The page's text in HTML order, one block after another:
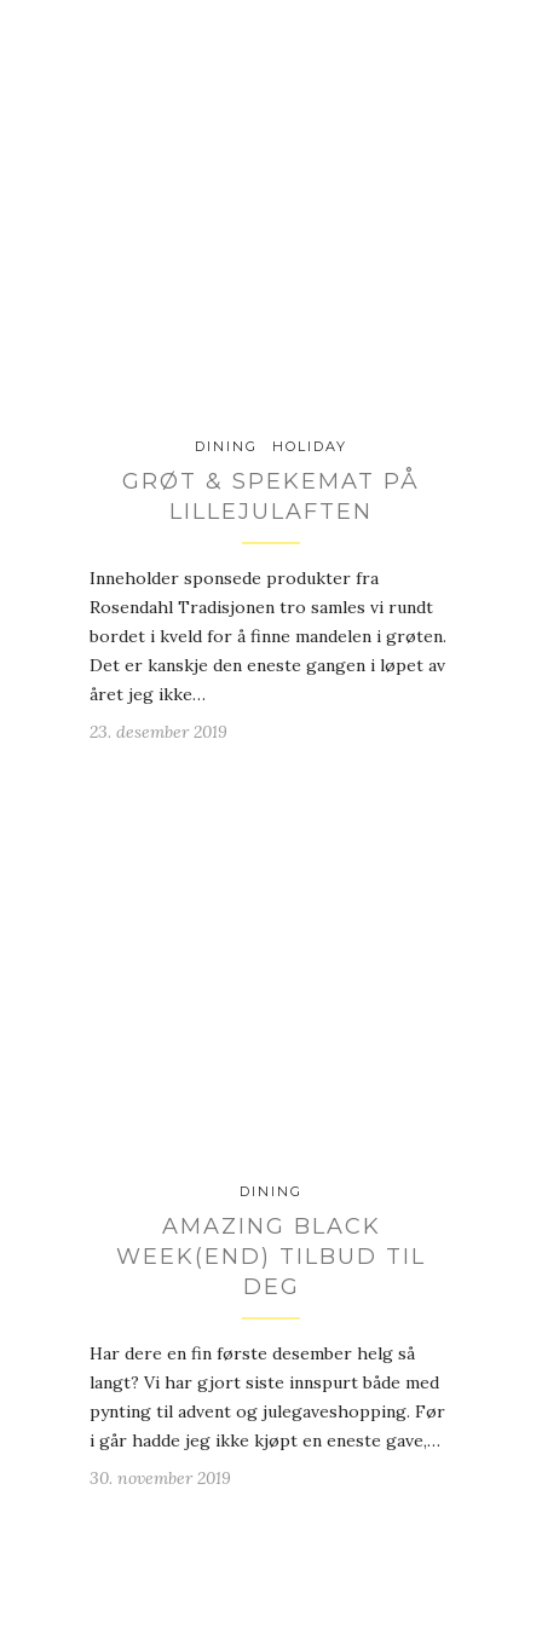
DINING HOLIDAY
GRØT & SPEKEMAT PÅ
LILLEJULAFTEN
Inneholder sponsede produkter fra
Rosendahl Tradisjonen tro samles vi rundt
bordet i kveld for å finne mandelen i grøten.
Det er kanskje den eneste gangen i løpet av
året jeg ikke…
23. desember 2019
DINING
AMAZING BLACK
WEEK(END) TILBUD TIL
DEG
Har dere en fin første desember helg så
langt? Vi har gjort siste innspurt både med
pynting til advent og julegaveshopping. Før
i går hadde jeg ikke kjøpt en eneste gave,…
30. november 2019